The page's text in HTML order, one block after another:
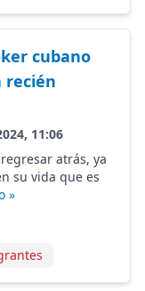
cubano
recién
11:06
atrás, ya
su vida que es
»